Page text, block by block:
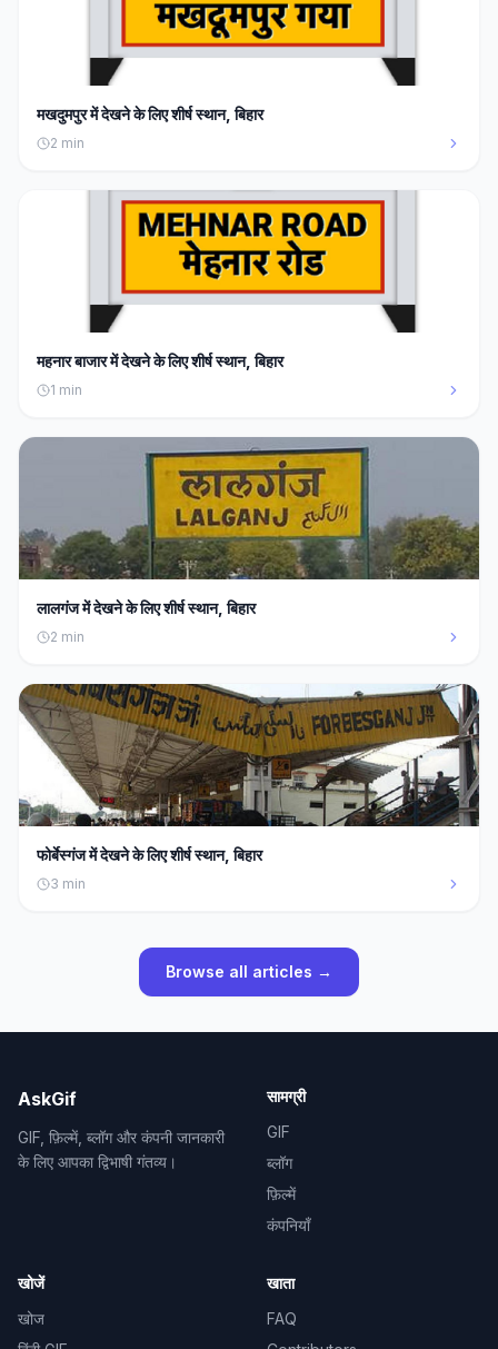
मखदुमपुर में देखने के लिए शीर्ष स्थान, बिहार
2 min
महनार बाजार में देखने के लिए शीर्ष स्थान, बिहार
1 min
लालगंज में देखने के लिए शीर्ष स्थान, बिहार
2 min
फोर्बेस्गंज में देखने के लिए शीर्ष स्थान, बिहार
3 min
Browse all articles →
AskGif
GIF, फ़िल्में, ब्लॉग और कंपनी जानकारी
के लिए आपका द्विभाषी गंतव्य।
सामग्री
GIF
ब्लॉग
फ़िल्में
कंपनियाँ
खोजें
खोज
खाता
FAQ